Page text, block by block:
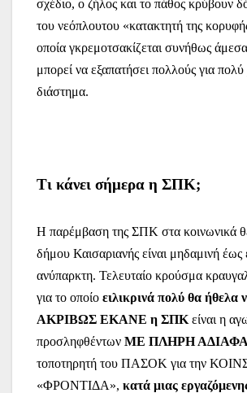
σχέδιο, ο ζήλος και το πάθος κρύβουν
του νεόπλουτου «κατακτητή της
οποία γκρεμοτσακίζεται συνήθως
μπορεί να εξαπατήσει πολλούς για πολύ
διάστημα.
Τι κάνει σήμερα η ΣΠΚ;
Η παρέμβαση της ΣΠΚ στα κοινωνικά
δήμου Καισαριανής είναι μηδαμινή έως
ανύπαρκτη. Τελευταίο κρούσμα
για το οποίο ειλικρινά πολύ θα ήθελα
ΑΚΡΙΒΩΣ ΕΚΑΝΕ η ΣΠΚ είναι η
προσληφθέντων ΜΕ ΠΛΗΡΗ
τοποτηρητή του ΠΑΣΟΚ για την
«ΦΡΟΝΤΙΔΑ», κατά μιας